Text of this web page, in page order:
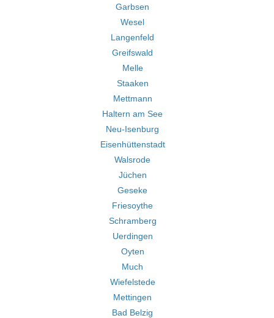
Garbsen
Wesel
Langenfeld
Greifswald
Melle
Staaken
Mettmann
Haltern am See
Neu-Isenburg
Eisenhüttenstadt
Walsrode
Jüchen
Geseke
Friesoythe
Schramberg
Uerdingen
Oyten
Much
Wiefelstede
Mettingen
Bad Belzig